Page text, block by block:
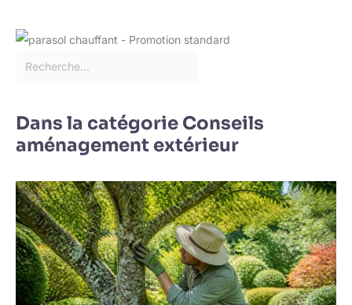
Dans la catégorie Conseils
aménagement extérieur